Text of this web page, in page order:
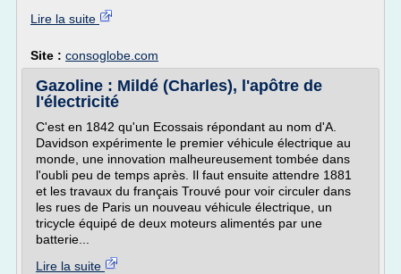
Lire la suite
Site : consoglobe.com
Gazoline : Mildé (Charles), l'apôtre de
l'électricité
C'est en 1842 qu'un Ecossais répondant au nom d'A.
Davidson expérimente le premier véhicule électrique au
monde, une innovation malheureusement tombée dans
l'oubli peu de temps après. Il faut ensuite attendre 1881
et les travaux du français Trouvé pour voir circuler dans
les rues de Paris un nouveau véhicule électrique, un
tricycle équipé de deux moteurs alimentés par une
batterie...
Lire la suite